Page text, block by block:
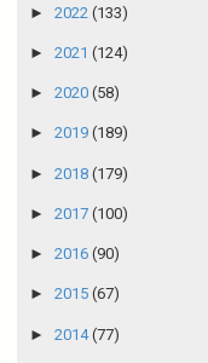
► 2022 (133)
► 2021 (124)
► 2020 (58)
► 2019 (189)
► 2018 (179)
► 2017 (100)
► 2016 (90)
► 2015 (67)
► 2014(77)